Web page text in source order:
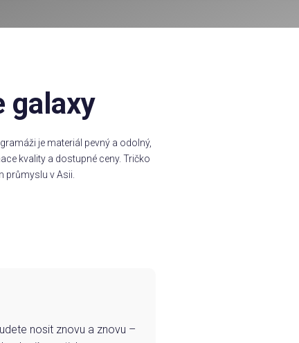
galaxy
je materiál pevný a odolný,
kvality a dostupné ceny. Tričko
průmyslu v Asii.
nosit znovu a znovu –